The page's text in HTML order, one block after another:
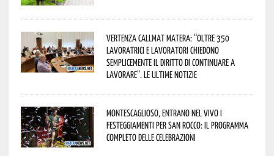
Vertenza CallMat Matera: “Oltre 350
lavoratrici e lavoratori chiedono
semplicemente il diritto di continuare a
lavorare”. Le ultime notizie
Montescaglioso, entrano nel vivo i
festeggiamenti per San Rocco: il programma
completo delle celebrazioni